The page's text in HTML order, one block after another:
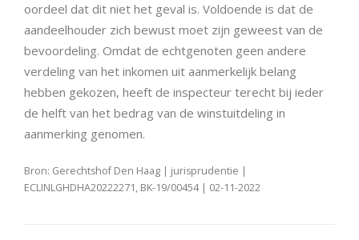
oordeel dat dit niet het geval is. Voldoende is dat de
aandeelhouder zich bewust moet zijn geweest van de
bevoordeling. Omdat de echtgenoten geen andere
verdeling van het inkomen uit aanmerkelijk belang
hebben gekozen, heeft de inspecteur terecht bij ieder
de helft van het bedrag van de winstuitdeling in
aanmerking genomen.
Bron: Gerechtshof Den Haag | jurisprudentie |
ECLINLGHDHA20222271, BK-19/00454 | 02-11-2022